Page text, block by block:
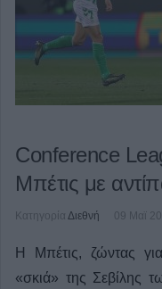
Conference
Μπέτις με
Κατηγορία Διεθνή 09 Μαϊ
Η Μπέτις, ζώντας
«σκιά» της Σεβίλης